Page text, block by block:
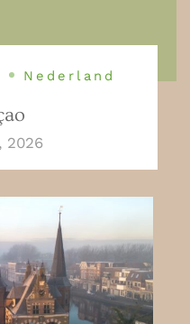
Nederland
2026